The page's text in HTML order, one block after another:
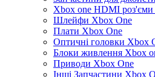
Xbox one HDMI роз'єми
Шлейфи Xbox One
Плати Xbox One
Оптичні головки Xbox
Блоки живлення Xbox
Приводи Xbox One
Інші Запчастини Xbox